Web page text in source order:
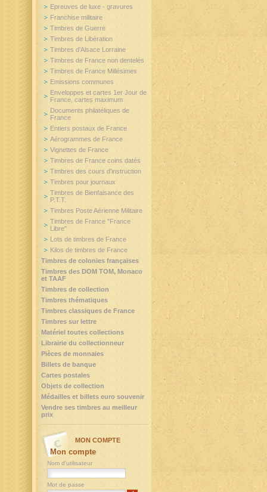
Epreuves de luxe - gravures
Franchise militaire
Timbres de Guerre
Timbres de Libération
Timbres d'Alsace Lorraine
Timbres de France non dentelés
Timbres de France Millésimes
Emissions communes
Enveloppes et cartes 1er Jour de
France, cartes maximum
Documents philatéliques de
France
Entiers postaux de France
Aérogrammes de France
Vignettes de France
Timbres de France coins datés
Timbres des cours d'instruction
Timbres pour journaux
Timbres de Bienfaisance des
P.T.T.
Timbres Poste Aérienne Militaire
Timbres de France "France
Libre"
Lots de timbres de France
Kilos de timbres de France
Timbres de colonies françaises
Timbres des DOM TOM, Monaco
et TAAF
Timbres de collection
Timbres thématiques
Timbres classiques de France
Timbres sur lettre
Matériel toutes collections
Librairie du collectionneur
Pièces de monnaies
Billets de banque
Cartes postales
Objets de collection
Médailles et billets euro souvenir
Vendre ses timbres au meilleur
prix
MON COMPTE
Mon compte
Nom d'utilisateur
Mot de passe